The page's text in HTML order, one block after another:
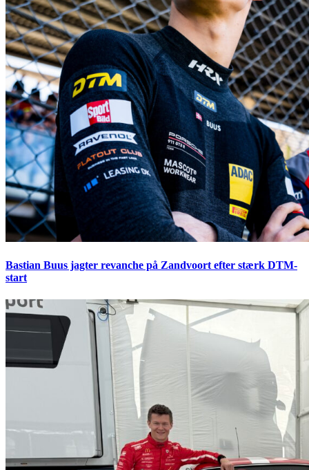
Bastian Buus jagter revanche på Zandvoort efter stærk DTM-
start